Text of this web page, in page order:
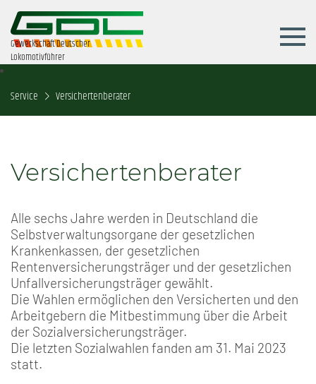
Gewerkschaft Deutscher
Lokomotivführer
Service Versichertenberater
Versichertenberater
Alle sechs Jahre werden in Deutschland die
Selbstverwaltungsorgane der gesetzlichen
Krankenkassen, der gesetzlichen
Rentenversicherungsträger und der gesetzlichen
Unfallversicherungsträger gewählt.
Die Wahlen ermöglichen den Versicherten und den
Arbeitgebern die Mitbestimmung über die Arbeit
der Sozialversicherungsträger.
Die letzten Sozialwahlen fanden am 31. Mai 2023
statt.